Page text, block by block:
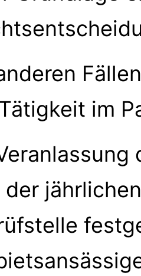
im
der